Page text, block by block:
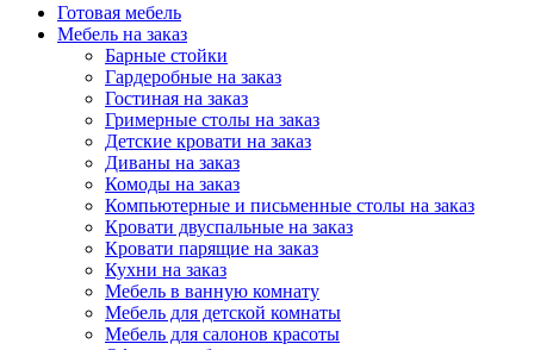
Готовая мебель
Мебель на заказ
Барные стойки
Гардеробные на заказ
Гостиная на заказ
Гримерные столы на заказ
Детские кровати на заказ
Диваны на заказ
Комоды на заказ
Компьютерные и письменные столы на заказ
Кровати двуспальные на заказ
Кровати парящие на заказ
Кухни на заказ
Мебель в ванную комнату
Мебель для детской комнаты
Мебель для салонов красоты